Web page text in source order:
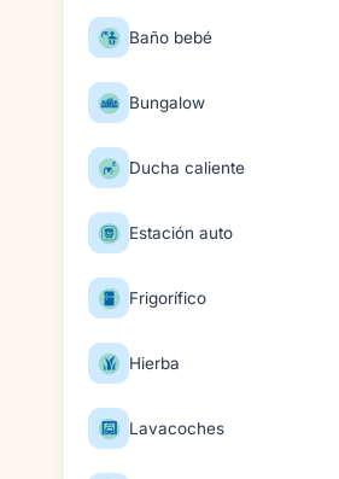
Baño bebé
Bungalow
Ducha caliente
Estación auto
Frigorífico
Hierba
Lavacoches